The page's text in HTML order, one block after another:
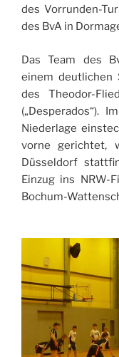
des Vorrunden-
des BvA in
Das Team des
einem deutlichen
des Theodor-
(„Desperados“).
Niederlage
vorne gerichtet,
Düsseldorf
Einzug ins NRW-
Bochum-